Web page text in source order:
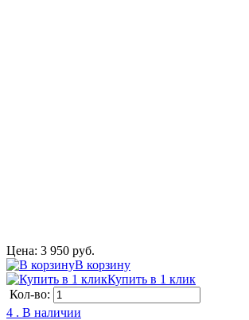
Цена: 3 950 руб.
В корзину
Купить в 1 клик
Кол-во:
4 . В наличии